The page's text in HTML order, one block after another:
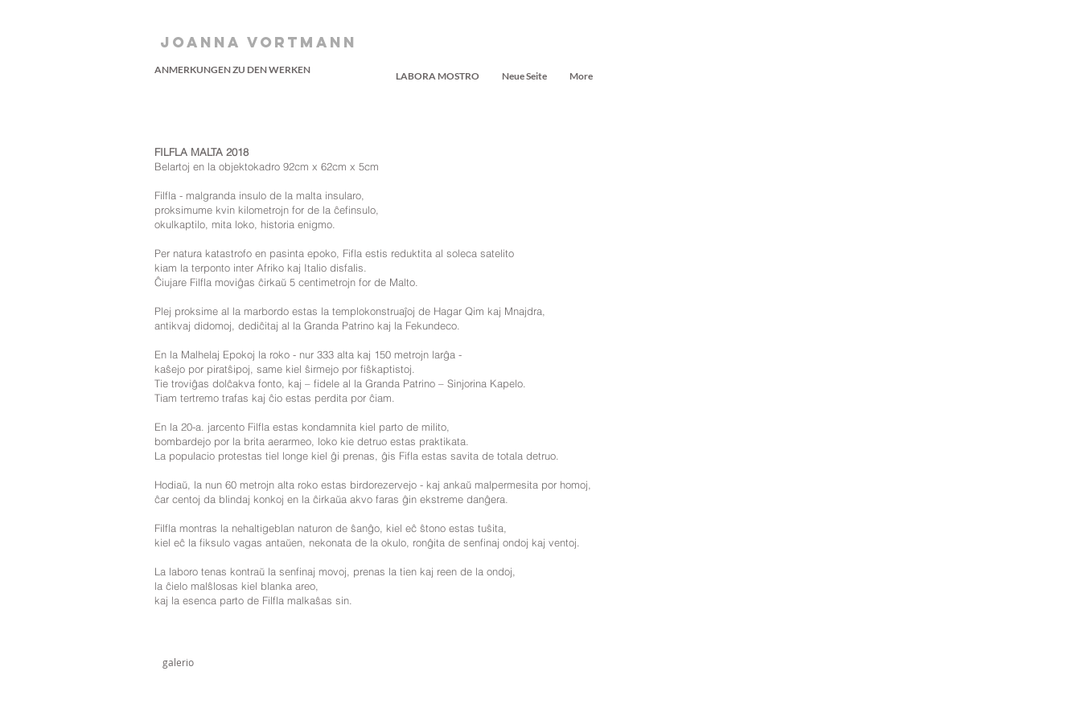
JOANNA VORTMANN
ANMERKUNGEN ZU DEN WERKEN
FILFLA MALTA 2018
Belartoj en la objektokadro 92cm x 62cm x 5cm
Filfla - malgranda insulo de la malta insularo,
proksimume kvin kilometrojn for de la ĉefinsulo,
okulkaptilo, mita loko, historia enigmo.
Per natura katastrofo en pasinta epoko, Fifla estis reduktita al soleca satelito
kiam la terponto inter Afriko kaj Italio disfalis.
Ĉiujare Filfla moviĝas ĉirkaŭ 5 centimetrojn for de Malto.
Plej proksime al la marbordo estas la templokonstruaĵoj de Hagar Qim kaj Mnajdra,
antikvaj didomoj, dediĉitaj al la Granda Patrino kaj la Fekundeco.
En la Malhelaj Epokoj la roko - nur 333 alta kaj 150 metrojn larĝa -
kaŝejo por piratŝipoj, same kiel ŝirmejo por fiŝkaptistoj.
Tie troviĝas dolĉakva fonto, kaj – fidele al la Granda Patrino – Sinjorina Kapelo.
Tiam tertremo trafas kaj ĉio estas perdita por ĉiam.
En la 20-a. jarcento Filfla estas kondamnita kiel parto de milito,
bombardejo por la brita aerarmeo, loko kie detruo estas praktikata.
La populacio protestas tiel longe kiel ĝi prenas, ĝis Fifla estas savita de totala detruo.
Hodiaŭ, la nun 60 metrojn alta roko estas birdorezervejo - kaj ankaŭ malpermesita por homoj,
ĉar centoj da blindaj konkoj en la ĉirkaŭa akvo faras ĝin ekstreme danĝera.
Filfla montras la nehaltigeblan naturon de ŝanĝo, kiel eĉ ŝtono estas tuŝita,
kiel eĉ la fiksulo vagas antaŭen, nekonata de la okulo, ronĝita de senfinaj ondoj kaj ventoj.
La laboro tenas kontraŭ la senfinaj movoj, prenas la tien kaj reen de la ondoj,
la ĉielo malŝlosas kiel blanka areo,
kaj la esenca parto de Filfla malkaŝas sin.
galerio
LABORA MOSTRO Neue Seite More